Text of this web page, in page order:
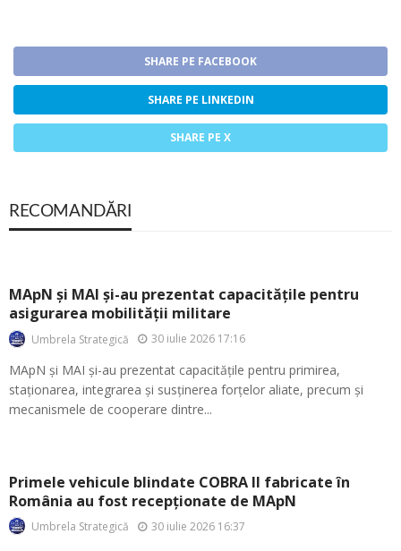
SHARE PE FACEBOOK
SHARE PE LINKEDIN
SHARE PE X
RECOMANDĂRI
MApN și MAI și-au prezentat capacitățile pentru
asigurarea mobilității militare
Umbrela Strategică 30 iulie 2026 17:16
MApN și MAI și-au prezentat capacitățile pentru primirea,
staționarea, integrarea și susținerea forțelor aliate, precum și
mecanismele de cooperare dintre...
Primele vehicule blindate COBRA II fabricate în
România au fost recepționate de MApN
Umbrela Strategică 30 iulie 2026 16:37